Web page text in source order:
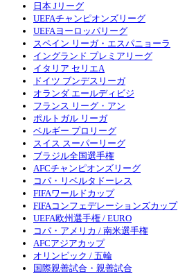
日本 Jリーグ
UEFAチャンピオンズリーグ
UEFAヨーロッパリーグ
スペイン リーガ・エスパニョーラ
イングランド プレミアリーグ
イタリア セリエA
ドイツ ブンデスリーガ
オランダ エールディビジ
フランス リーグ・アン
ポルトガル リーガ
ベルギー プロリーグ
スイス スーパーリーグ
ブラジル全国選手権
AFCチャンピオンズリーグ
コパ・リベルタドーレス
FIFAワールドカップ
FIFAコンフェデレーションズカップ
UEFA欧州選手権 / EURO
コパ・アメリカ / 南米選手権
AFCアジアカップ
オリンピック / 五輪
国際親善試合・親善試合